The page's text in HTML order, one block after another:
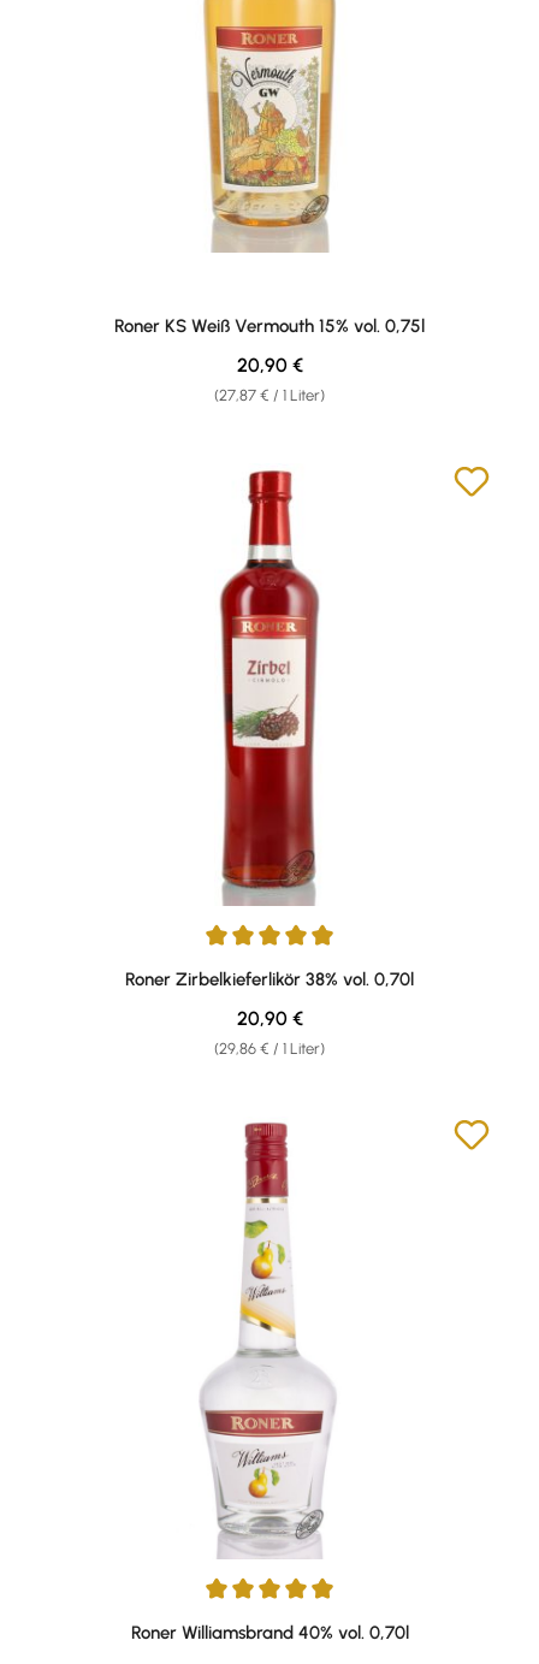
Roner KS Weiß Vermouth 15% vol. 0,75l
(27,87 € / 1 Liter)
Regulärer Preis:
20,90 €
Durchschnittliche Bewertung von 4.89 von 5 Sternen
Roner Zirbelkieferlikör 38% vol. 0,70l
(29,86 € / 1 Liter)
Regulärer Preis:
20,90 €
Durchschnittliche Bewertung von 4.92 von 5 Sternen
Roner Williamsbrand 40% vol. 0,70l